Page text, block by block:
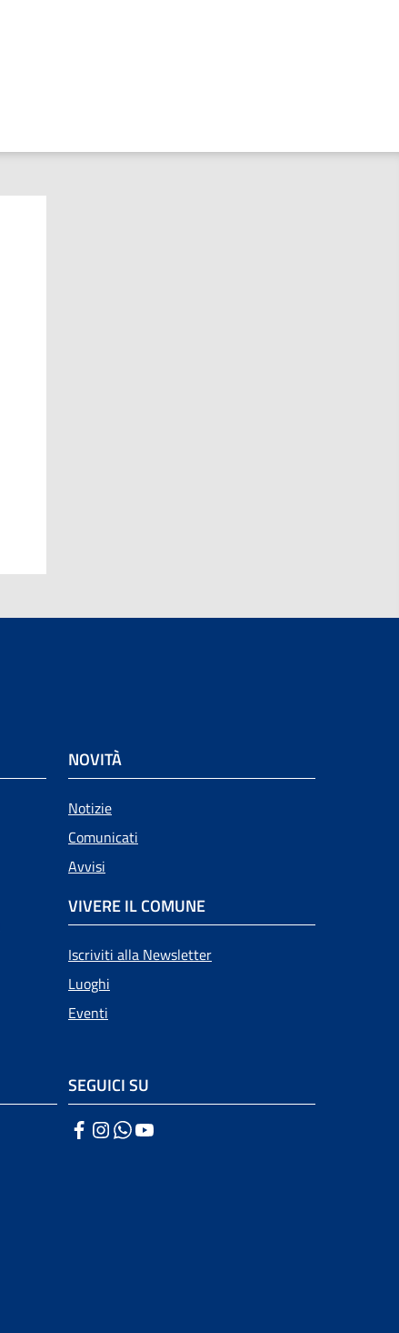
NOVITÀ
Notizie
Comunicati
Avvisi
VIVERE IL COMUNE
Iscriviti alla Newsletter
Luoghi
Eventi
SEGUICI SU
Facebook
Instagram
WhatsApp